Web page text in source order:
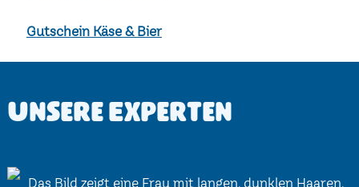
Gutschein Käse & Bier
Unsere Experten